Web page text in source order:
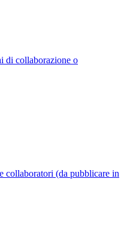
di collaborazione o
collaboratori (da pubblicare in